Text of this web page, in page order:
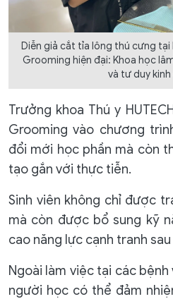
Diễn giả cắt tỉa lông thú cưng
Grooming hiện đại: Khoa học
và tư duy
Trưởng khoa Thú y
Grooming vào chương
đổi mới học phần mà còn
tạo gắn với thực tiễn.
Sinh viên không chỉ được
mà còn được bổ sung kỹ
cao năng lực cạnh tranh
Ngoài làm việc tại các bệnh
người học có thể đảm